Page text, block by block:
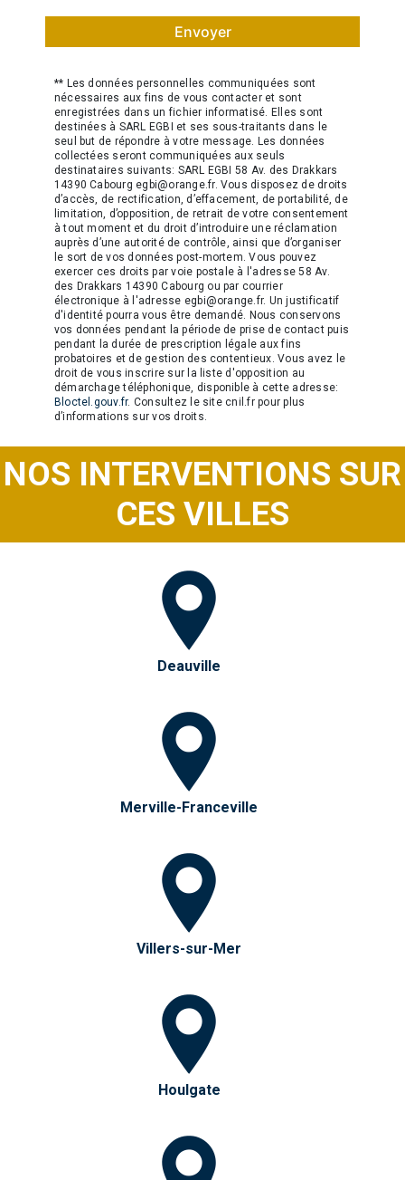
Envoyer
** Les données personnelles communiquées sont
nécessaires aux fins de vous contacter et sont
enregistrées dans un fichier informatisé. Elles sont
destinées à SARL EGBI et ses sous-traitants dans le
seul but de répondre à votre message. Les données
collectées seront communiquées aux seuls
destinataires suivants: SARL EGBI 58 Av. des Drakkars
14390 Cabourg egbi@orange.fr. Vous disposez de droits
d’accès, de rectification, d’effacement, de portabilité, de
limitation, d’opposition, de retrait de votre consentement
à tout moment et du droit d’introduire une réclamation
auprès d’une autorité de contrôle, ainsi que d’organiser
le sort de vos données post-mortem. Vous pouvez
exercer ces droits par voie postale à l'adresse 58 Av.
des Drakkars 14390 Cabourg ou par courrier
électronique à l'adresse egbi@orange.fr. Un justificatif
d'identité pourra vous être demandé. Nous conservons
vos données pendant la période de prise de contact puis
pendant la durée de prescription légale aux fins
probatoires et de gestion des contentieux. Vous avez le
droit de vous inscrire sur la liste d'opposition au
démarchage téléphonique, disponible à cette adresse:
Bloctel.gouv.fr. Consultez le site cnil.fr pour plus
d’informations sur vos droits.
NOS INTERVENTIONS SUR
CES VILLES
Deauville
Merville-Franceville
Villers-sur-Mer
Houlgate